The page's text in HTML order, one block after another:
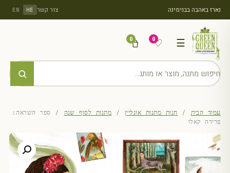
נארז באהבה בבנימינה צור קשר HE
EN
☰
♡
0
0
עמוד הבית / חנות מתנות אונליין / מתנות לסוף שנה / ספר השראה:
פרידה קאלו